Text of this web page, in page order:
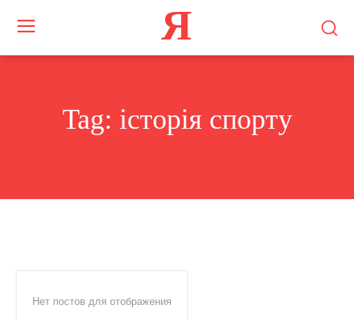
Я
Tag: історія спорту
Нет постов для отображения